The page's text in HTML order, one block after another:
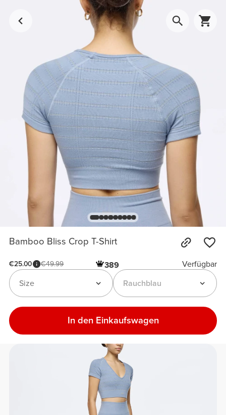
Bamboo Bliss Crop T-Shirt
€25.00 €49.99 389
Verfügbar
Rauchblau
Size
In den Einkaufswagen